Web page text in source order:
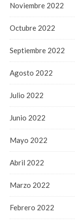
Noviembre 2022
Octubre 2022
Septiembre 2022
Agosto 2022
Julio 2022
Junio 2022
Mayo 2022
Abril 2022
Marzo 2022
Febrero 2022